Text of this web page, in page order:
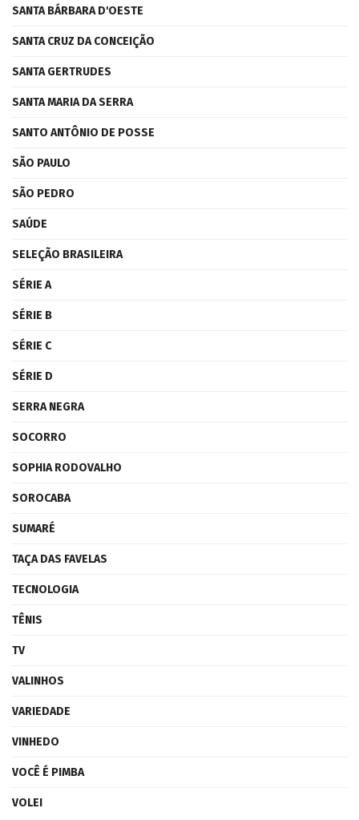
SANTA BÁRBARA D'OESTE
SANTA CRUZ DA CONCEIÇÃO
SANTA GERTRUDES
SANTA MARIA DA SERRA
SANTO ANTÔNIO DE POSSE
SÃO PAULO
SÃO PEDRO
SAÚDE
SELEÇÃO BRASILEIRA
SÉRIE A
SÉRIE B
SÉRIE C
SÉRIE D
SERRA NEGRA
SOCORRO
SOPHIA RODOVALHO
SOROCABA
SUMARÉ
TAÇA DAS FAVELAS
TECNOLOGIA
TÊNIS
TV
VALINHOS
VARIEDADE
VINHEDO
VOCÊ É PIMBA
VOLEI